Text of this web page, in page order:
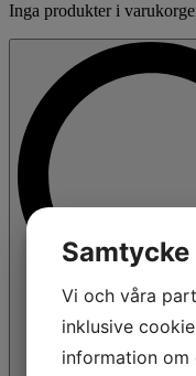
Inga produkter i
Vi och våra
inklusive
information om